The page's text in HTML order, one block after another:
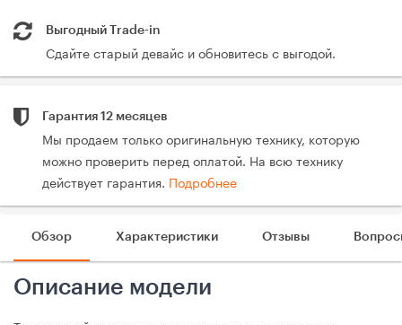
Выгодный Trade-in
Сдайте старый девайс и обновитесь с выгодой.
Гарантия 12 месяцев
Мы продаем только оригинальную технику, которую
можно проверить перед оплатой. На всю технику
действует гарантия. Подробнее
Обзор Характеристики Отзывы
Описание модели